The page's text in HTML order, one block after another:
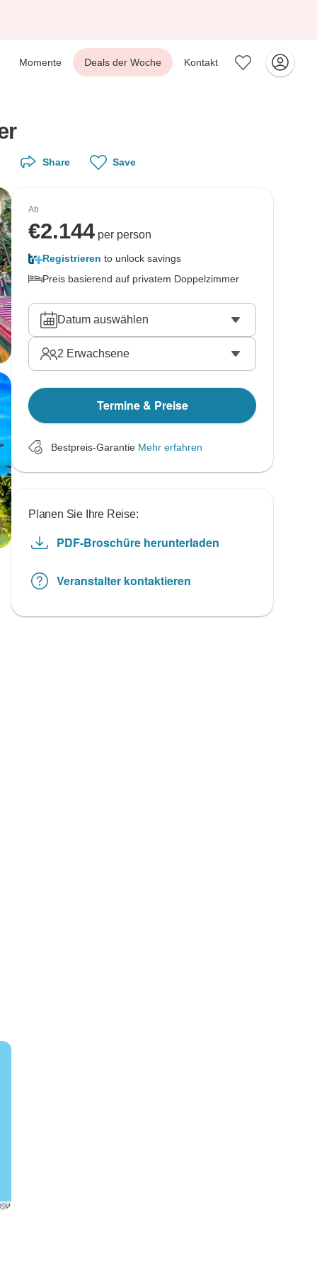
Momente Deals der Woche Kontakt
Share Save
Ab
€2.144 per person
Registrieren to unlock savings
Preis basierend auf privatem Doppelzimmer
Datum auswählen
2 Erwachsene
Termine & Preise
Bestpreis-Garantie Mehr erfahren
Planen Sie Ihre Reise:
PDF-Broschüre herunterladen
Veranstalter kontaktieren